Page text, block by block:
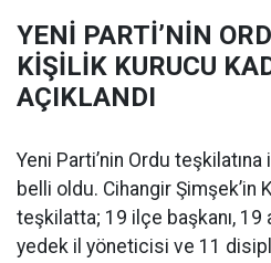
YENİ PARTİ’NİN
KİŞİLİK KURUCU
AÇIKLANDI
Yeni Parti’nin Ordu
belli oldu. Cihangir Şimşek’in
teşkilatta; 19 ilçe başkanı,
yedek il yöneticisi ve 11